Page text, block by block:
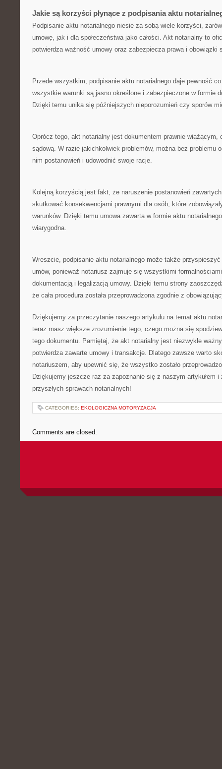
Jakie są korzyści płynące z podpisania aktu
Podpisanie⁣ aktu‌ notarialnego‌ niesie za⁢ sobą wiele korzyści,
umowę, jak i dla społeczeństwa​ jako całości. ‌Akt notarialny to
potwierdza​ ważność umowy oraz zabezpiecza prawa i obowiązki​
Przede⁤ wszystkim, podpisanie aktu notarialnego daje pewność
wszystkie ‍warunki są jasno określone i zabezpieczone w formie
Dzięki temu‍ unika się późniejszych nieporozumień czy ‌sporów⁣
Oprócz tego, akt ‌notarialny ⁣jest dokumentem prawnie wiążącym,
sądową. W ‍razie jakichkolwiek problemów,⁢ można bez problemu
nim postanowień​ i udowodnić swoje racje.
Kolejną korzyścią jest⁤ fakt, że⁣ naruszenie postanowień
skutkować⁢ konsekwencjami prawnymi dla osób,‌ które
warunków. ‌Dzięki​ temu umowa zawarta w formie aktu
wiarygodna.
Wreszcie, ⁤podpisanie⁤ aktu ⁣notarialnego⁣ może ​także ⁣przyspieszyć
umów, ponieważ notariusz zajmuje się ⁢wszystkimi⁤
dokumentacją i legalizacją umowy. Dzięki temu strony⁢
że cała procedura została ‍przeprowadzona zgodnie ⁤z‍
Dziękujemy za przeczytanie naszego ‌artykułu⁣ na⁢ temat aktu
teraz‌ masz większe zrozumienie​ tego, czego ‌można się
tego dokumentu. ​Pamiętaj, że‍ akt notarialny jest⁤ niezwykle
potwierdza ⁤zawarte umowy⁣ i transakcje. Dlatego zawsze⁣ warto
notariuszem, aby upewnić⁤ się, że⁢ wszystko zostało
Dziękujemy jeszcze raz za‍ zapoznanie się z naszym⁢ artykułem ⁣i
przyszłych sprawach notarialnych!
CATEGORIES: EKOLOGICZNA MOTORYZACJA
Comments are closed.